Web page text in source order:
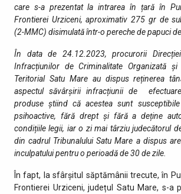
care s-a prezentat la intrarea în țară în
Frontierei Urziceni, aproximativ 275 gr de
(2-MMC) disimulată într-o pereche de papuci de
În data de 24.12.2023, procurorii
Infracțiunilor de Criminalitate Organizată
Teritorial Satu Mare au dispus reținerea
aspectul săvârșirii infracțiunii de
produse știind că acestea sunt
psihoactive, fără drept și fără a deține
condițiile legii, iar o zi mai târziu judecătorul
din cadrul Tribunalului Satu Mare a dispus
inculpatului pentru o perioadă de 30 de zile.
În fapt, la sfârșitul săptămânii trecute, în
Frontierei Urziceni, județul Satu Mare, s-a